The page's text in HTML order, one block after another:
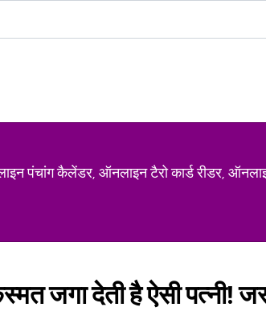
पंचांग कैलेंडर, ऑनलाइन टैरो कार्ड रीडर,
जगा देती है ऐसी पत्‍नी!